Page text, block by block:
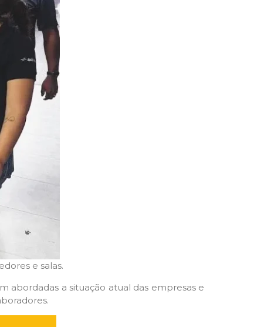
e salas.
abordadas a situação atual das empresas e